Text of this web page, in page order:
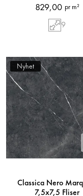
829,00 pr m²
9
Nyhet
Classica Nero
7,5x7,5 Fliser